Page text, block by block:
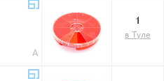
A
1
в Туле